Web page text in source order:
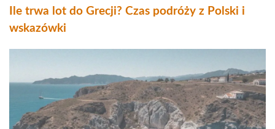
Ile trwa lot do Grecji? Czas podróży z Polski i
wskazówki